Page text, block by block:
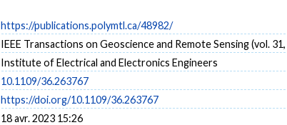
https://publications.polymtl.ca/48982/
IEEE Transactions on Geoscience and Remote Sensing (vol. 31,
Institute of Electrical and Electronics Engineers
10.1109/36.263767
https://doi.org/10.1109/36.263767
18 avr. 2023 15:26